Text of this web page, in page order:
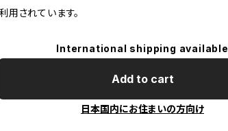
用されています。
International shipping available
Add to cart
日本国内にお住まいの方向け